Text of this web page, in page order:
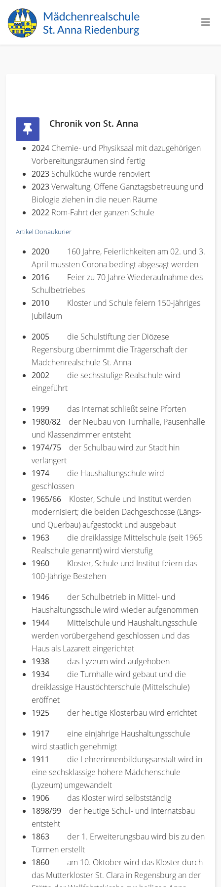
Chronik von St. Anna
2024 Chemie- und Physiksaal mit dazugehörigen
Vorbereitungsräumen sind fertig
2023 Schulküche wurde renoviert
2023Verwaltung, Offene Ganztagsbetreuung und
Biologie ziehen in die neuen Räume
2022 Rom-Fahrt der ganzen Schule
Artikel Donaukurier
2020
160 Jahre, Feierlichkeiten am 02. und 3.
April mussten Corona bedingt abgesagt werden
2016 Feier zu 70 Jahre Wiederaufnahme des
Schulbetriebes
2010 Kloster und Schule feiern 150-jähriges
Jubiläum
2005 die Schulstiftung der Diözese
Regensburg übernimmt die Trägerschaft der
Mädchenrealschule St. Anna
2002 die sechsstufige Realschule wird
eingeführt
1999 das Internat schließt seine Pforten
1980/82 der Neubau von Turnhalle, Pausenhalle
und Klassenzimmer entsteht
1974/75 der Schulbau wird zur Stadt hin
verlängert
1974 die Haushaltungschule wird
geschlossen
1965/66 Kloster, Schule und Institut werden
modernisiert; die beiden Dachgeschosse (Längs-
und Querbau) aufgestockt und ausgebaut
1963 die dreiklassige Mittelschule (seit 1965
Realschule genannt) wird vierstufig
1960 Kloster, Schule und Institut feiern das
100-Jährige Bestehen
1946 der Schulbetrieb in Mittel- und
Haushaltungsschule wird wieder aufgenommen
1944 Mittelschule und Haushaltungsschule
werden vorübergehend geschlossen und das
Haus als Lazarett eingerichtet
1938 das Lyzeum wird aufgehoben
1934 die Turnhalle wird gebaut und die
dreiklassige Haustöchterschule (Mittelschule)
eröffnet
1925 der heutige Klosterbau wird errichtet
1917 eine einjährige Haushaltungsschule
wird staatlich genehmigt
1911 die Lehrerinnenbildungsanstalt wird in
eine sechsklassige höhere Mädchenschule
(Lyzeum) umgewandelt
1906 das Kloster wird selbstständig
1898/99 der heutige Schul- und Internatsbau
entsteht
1863 der 1. Erweiterungsbau wird bis zu den
Türmen erstellt
1860
am 10. Oktober wird das Kloster durch
das Mutterkloster St. Clara in Regensburg an der